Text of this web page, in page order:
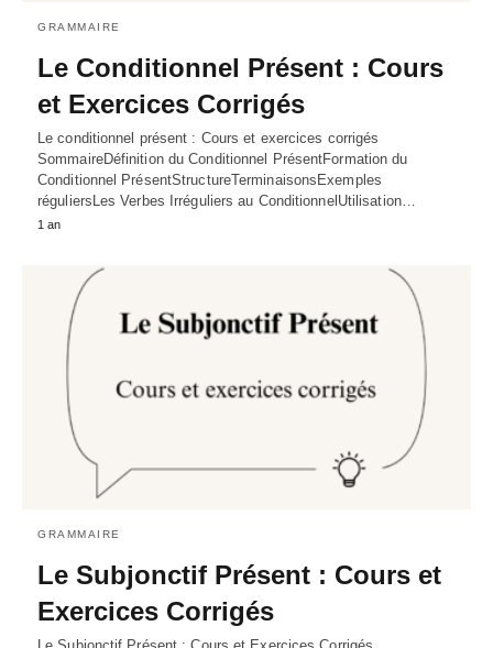
GRAMMAIRE
Le Conditionnel Présent : Cours
et Exercices Corrigés
Le conditionnel présent : Cours et exercices corrigés
SommaireDéfinition du Conditionnel PrésentFormation du
Conditionnel PrésentStructureTerminaisonsExemples
réguliersLes Verbes Irréguliers au ConditionnelUtilisation…
1 an
GRAMMAIRE
Le Subjonctif Présent : Cours et
Exercices Corrigés